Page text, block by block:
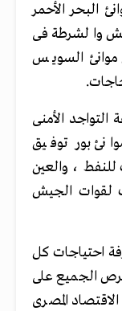
البحر الأحمر
والشرطة فى
موانئ السويس
.
الأمنى
بور توفيق
للنفط، والعين
لقوات الجيش
احتياجات كل
الجميع على
المصرى